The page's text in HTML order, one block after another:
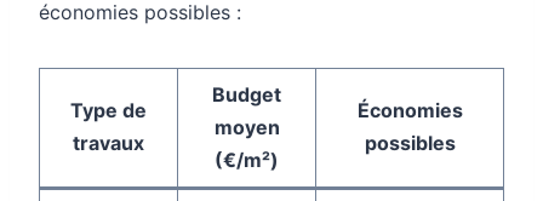
économies possibles :
Type de
travaux
Budget
moyen
(€/m²)
Économies
possibles